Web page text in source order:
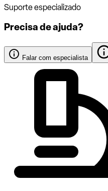
Suporte especializado
Precisa de ajuda?
Falar com especialista